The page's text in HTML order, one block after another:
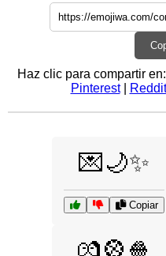
Haz clic para compartir en:
Pinterest| Reddit
💌🌙✨
Copiar